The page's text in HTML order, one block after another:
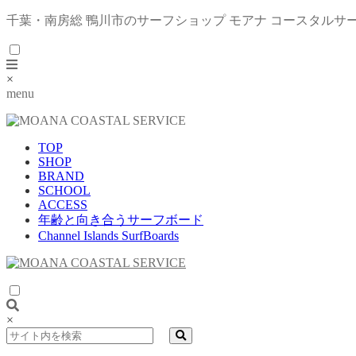
千葉・南房総 鴨川市のサーフショップ モアナ コースタルサ
×
menu
TOP
SHOP
BRAND
SCHOOL
ACCESS
年齢と向き合うサーフボード
Channel Islands SurfBoards
×